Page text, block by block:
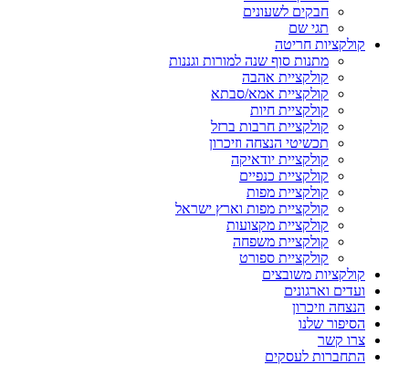
חבקים לשעונים
תגי שם
קולקציות חריטה
מתנות סוף שנה למורות וגננות
קולקציית אהבה
קולקציית אמא/סבתא
קולקציית חיות
קולקציית חרבות ברזל
תכשיטי הנצחה וזיכרון
קולקציית יודאיקה
קולקציית כנפיים
קולקציית מפות
קולקציית מפות וארץ ישראל
קולקציית מקצועות
קולקציית משפחה
קולקציית ספורט
קולקציות משובצים
ועדים וארגונים
הנצחה וזיכרון
הסיפור שלנו
צרו קשר
התחברות לעסקים